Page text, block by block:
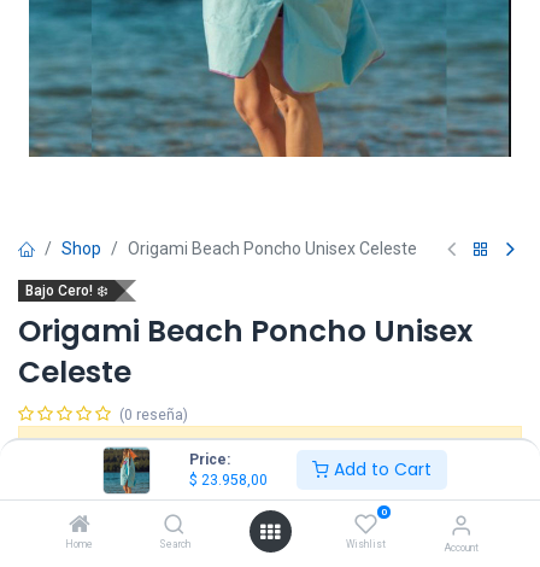
Price:
$ 23.958,00 Add to Cart
Home Search
0
Wishlist Account
Shop Origami Beach Poncho Unisex Celeste
Bajo Cero! ❄️
Origami Beach Poncho Unisex
Celeste
(0 reseña)
Este producto ya no está disponible.